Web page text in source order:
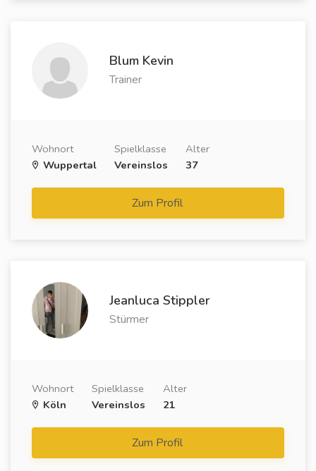
Blum Kevin
Trainer
Wohnort
Wuppertal
Spielklasse
Vereinslos
Alter
37
Zum Profil
Jeanluca Stippler
Stürmer
Wohnort
Köln
Spielklasse
Vereinslos
Alter
21
Zum Profil